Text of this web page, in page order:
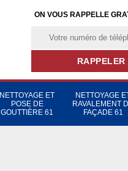
ON VOUS RAPPELLE
NETTOYAGE ET
POSE DE
GOUTTIÈRE 61
NETTOYAGE
RAVALEMENT
FAÇADE 61